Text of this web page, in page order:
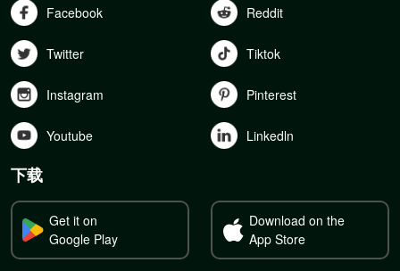
Facebook Reddit
Twitter Tiktok
Instagram Pinterest
Youtube Linkedln
下载
Get it on
Google Play
Download on the
App Store